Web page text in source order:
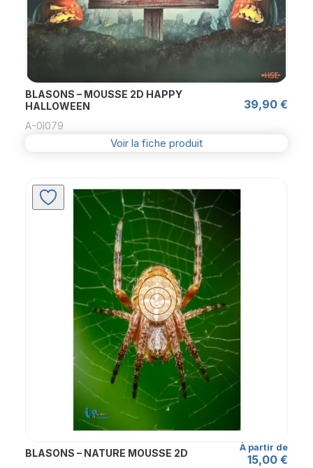
BLASONS – MOUSSE 2D HAPPY
HALLOWEEN
39,90 €
A-0l079
Voir la fiche produit
BLASONS – NATURE MOUSSE 2D À partir de
15,00 €
produit
a
plusieurs
variations.
Les
options
peuvent
être
choisies
sur
la
page
du